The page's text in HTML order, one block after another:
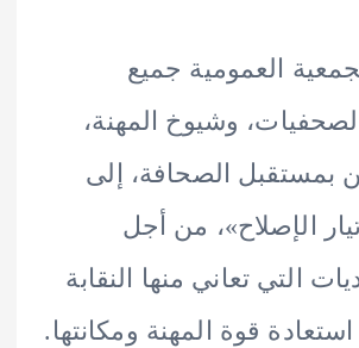
جميع
وشيوخ المهنة،
الصحافة، إلى
من أجل
تعاني منها النقابة
المهنة ومكانتها.